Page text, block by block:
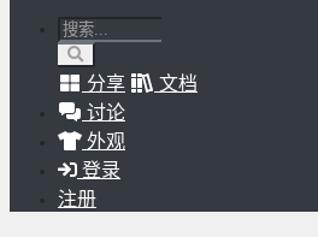
分享
文档
讨论
外观
登录
注册